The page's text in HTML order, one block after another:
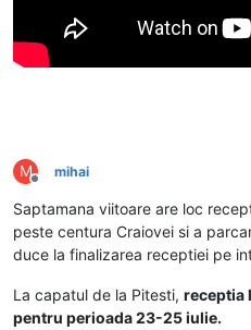
M
Deconectat
mihai
Saptamana viitoare are loc
peste centura Craiovei si a
duce la finalizarea receptiei pe
La capatul de la Pitesti, receptia
pentru perioada 23-25 iulie.